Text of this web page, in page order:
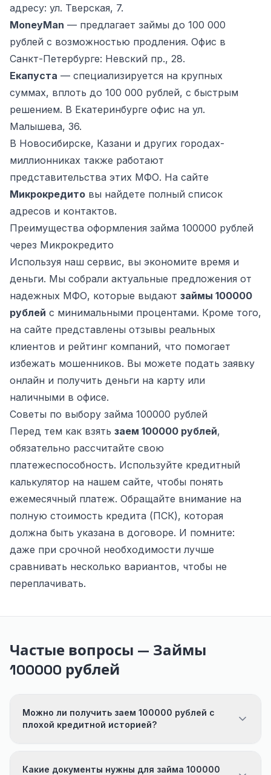
адресу: ул. Тверская, 7.
MoneyMan — предлагает займы до 100 000
рублей с возможностью продления. Офис в
Санкт-Петербурге: Невский пр., 28.
Екапуста — специализируется на крупных
суммах, вплоть до 100 000 рублей, с быстрым
решением. В Екатеринбурге офис на ул.
Малышева, 36.
В Новосибирске, Казани и других городах-
миллионниках также работают
представительства этих МФО. На сайте
Микрокредито вы найдете полный список
адресов и контактов.
Преимущества оформления займа 100000 рублей
через Микрокредито
Используя наш сервис, вы экономите время и
деньги. Мы собрали актуальные предложения от
надежных МФО, которые выдают займы 100000
рублей с минимальными процентами. Кроме того,
на сайте представлены отзывы реальных
клиентов и рейтинг компаний, что помогает
избежать мошенников. Вы можете подать заявку
онлайн и получить деньги на карту или
наличными в офисе.
Советы по выбору займа 100000 рублей
Перед тем как взять заем 100000 рублей,
обязательно рассчитайте свою
платежеспособность. Используйте кредитный
калькулятор на нашем сайте, чтобы понять
ежемесячный платеж. Обращайте внимание на
полную стоимость кредита (ПСК), которая
должна быть указана в договоре. И помните:
даже при срочной необходимости лучше
сравнивать несколько вариантов, чтобы не
переплачивать.
Частые вопросы — Займы
100000 рублей
Можно ли получить заем 100000 рублей с
плохой кредитной историей?
Какие документы нужны для займа 100000